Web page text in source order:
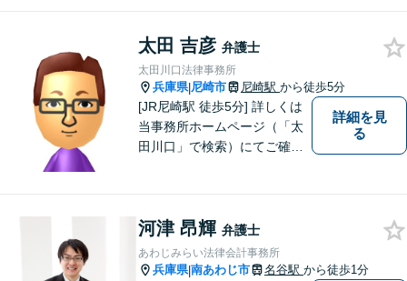
太田 吉彦 弁護士
太田川口法律事務所
兵庫県|尼崎市 尼崎駅 から徒歩5分
[JR尼崎駅 徒歩5分] 詳しくは
当事務所ホームページ（「太
田川口」で検索）にてご確認
詳細を見
る
河津 昂輝 弁護士
あわじみらい法律会計事務所
兵庫県|南あわじ市 名谷駅 から徒歩1分